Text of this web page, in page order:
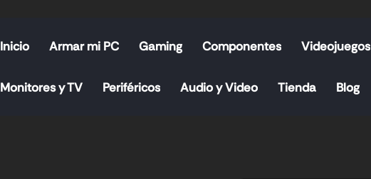
Inicio Armar mi PC Gaming Componentes Videojuegos
Monitores y TV Periféricos Audio y Video Tienda Blog